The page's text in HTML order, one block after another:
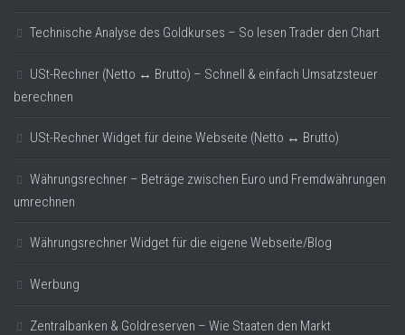
Technische Analyse des Goldkurses – So lesen Trader den Chart
USt-Rechner (Netto ↔ Brutto) – Schnell & einfach Umsatzsteuer
berechnen
USt-Rechner Widget für deine Webseite (Netto ↔ Brutto)
Währungsrechner – Beträge zwischen Euro und Fremdwährungen
umrechnen
Währungsrechner Widget für die eigene Webseite/Blog
Werbung
Zentralbanken & Goldreserven – Wie Staaten den Markt